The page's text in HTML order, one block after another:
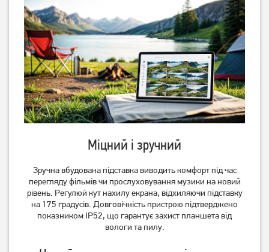
Міцний і зручний
Зручна вбудована підставка виводить комфорт під час
перегляду фільмів чи прослуховування музики на новий
рівень. Регулюй кут нахилу екрана, відхиляючи підставку
на 175 градусів. Довговічність пристрою підтверджено
показником IP52, що гарантує захист планшета від
вологи та пилу.